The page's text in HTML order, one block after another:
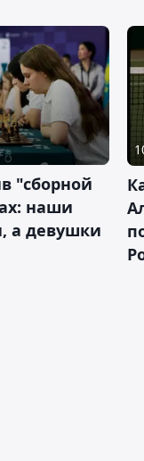
"сборной
наши
а девушки